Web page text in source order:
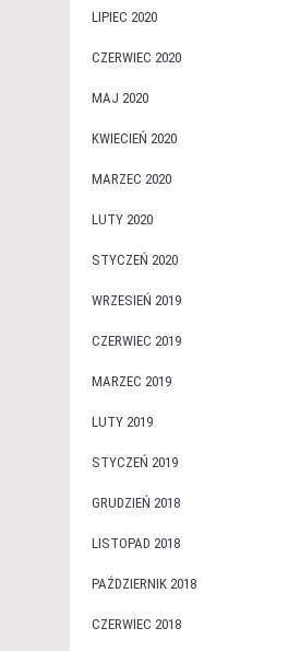
LIPIEC 2020
CZERWIEC 2020
MAJ 2020
KWIECIEŃ 2020
MARZEC 2020
LUTY 2020
STYCZEŃ 2020
WRZESIEŃ 2019
CZERWIEC 2019
MARZEC 2019
LUTY 2019
STYCZEŃ 2019
GRUDZIEŃ 2018
LISTOPAD 2018
PAŹDZIERNIK 2018
CZERWIEC 2018